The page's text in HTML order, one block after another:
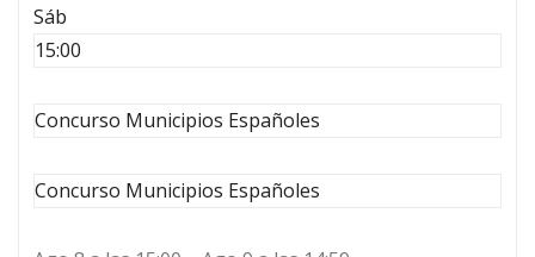
Sáb
15:00
Concurso Municipios Españoles
Concurso Municipios Españoles